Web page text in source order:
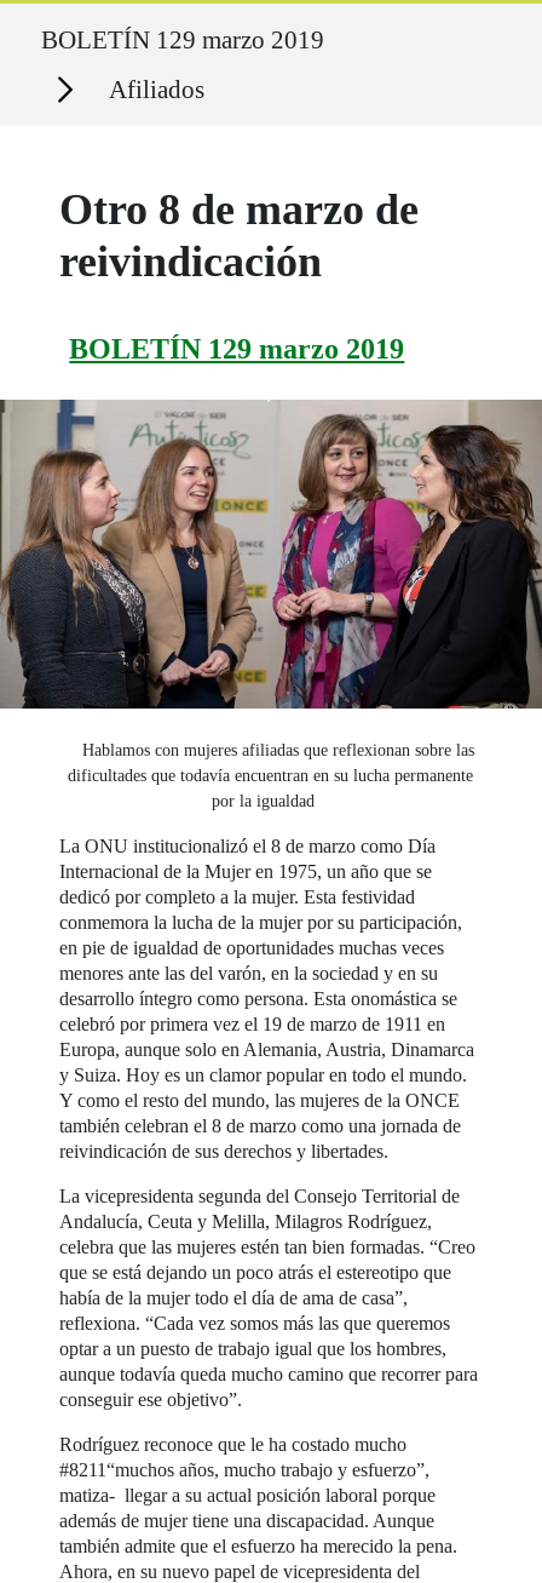
BOLETÍN 129 marzo 2019
Secciones Afiliados
Otro 8 de marzo de
reivindicación
BOLETÍN 129 marzo 2019
Hablamos con mujeres afiliadas que reflexionan sobre las
dificultades que todavía encuentran en su lucha permanente
por la igualdad
La ONU institucionalizó el 8 de marzo como Día
Internacional de la Mujer en 1975, un año que se
dedicó por completo a la mujer. Esta festividad
conmemora la lucha de la mujer por su participación,
en pie de igualdad de oportunidades muchas veces
menores ante las del varón, en la sociedad y en su
desarrollo íntegro como persona. Esta onomástica se
celebró por primera vez el 19 de marzo de 1911 en
Europa, aunque solo en Alemania, Austria, Dinamarca
y Suiza. Hoy es un clamor popular en todo el mundo.
Y como el resto del mundo, las mujeres de la ONCE
también celebran el 8 de marzo como una jornada de
reivindicación de sus derechos y libertades.
La vicepresidenta segunda del Consejo Territorial de
Andalucía, Ceuta y Melilla, Milagros Rodríguez,
celebra que las mujeres estén tan bien formadas. “Creo
que se está dejando un poco atrás el estereotipo que
había de la mujer todo el día de ama de casa”,
reflexiona. “Cada vez somos más las que queremos
optar a un puesto de trabajo igual que los hombres,
aunque todavía queda mucho camino que recorrer para
conseguir ese objetivo”.
Rodríguez reconoce que le ha costado mucho
#8211“muchos años, mucho trabajo y esfuerzo”,
matiza- llegar a su actual posición laboral porque
además de mujer tiene una discapacidad. Aunque
también admite que el esfuerzo ha merecido la pena.
Ahora, en su nuevo papel de vicepresidenta del